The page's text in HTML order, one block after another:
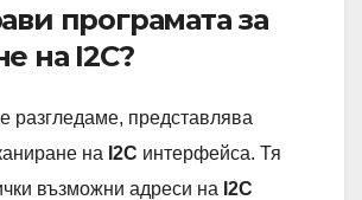
програмата за
на I2C?
разгледаме, представлява
на I2C интерфейса. Тя
възможни адреси на I2C